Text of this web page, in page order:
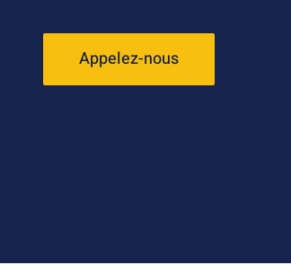
Appelez-nous